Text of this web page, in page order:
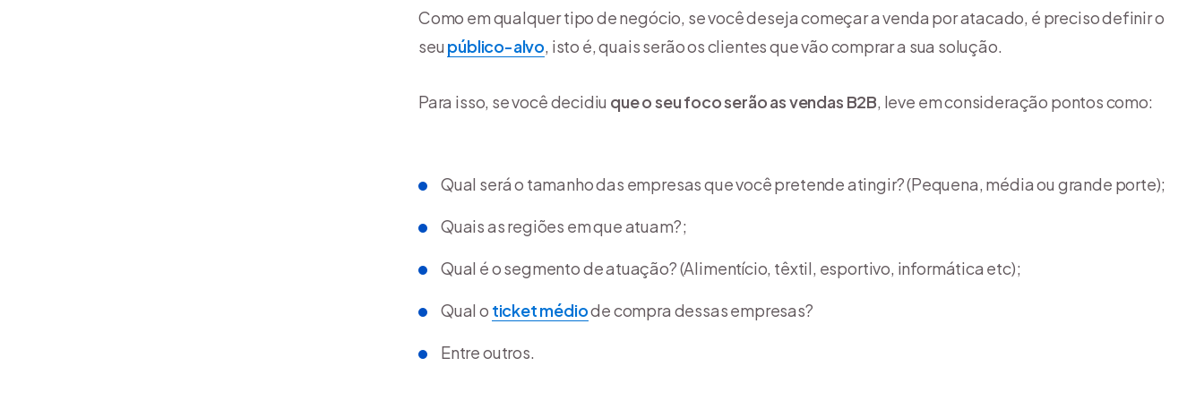
Como em qualquer tipo de negócio, se você deseja começar a venda por atacado, é preciso definir o
seu público-alvo, isto é, quais serão os clientes que vão comprar a sua solução.
Para isso, se você decidiu que o seu foco serão as vendas B2B, leve em consideração pontos como:
Qual será o tamanho das empresas que você pretende atingir? (Pequena, média ou grande porte);
Quais as regiões em que atuam?;
Qual é o segmento de atuação? (Alimentício, têxtil, esportivo, informática etc);
Qual o ticket médiode compra dessas empresas?
Entre outros.